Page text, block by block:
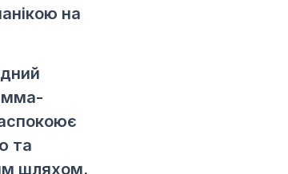
на
та
шляхом.